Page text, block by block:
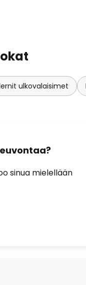
ulkovalaisimet
sinua mielellään